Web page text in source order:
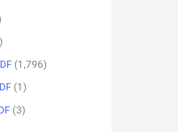
(1,796)
(1)
(3)